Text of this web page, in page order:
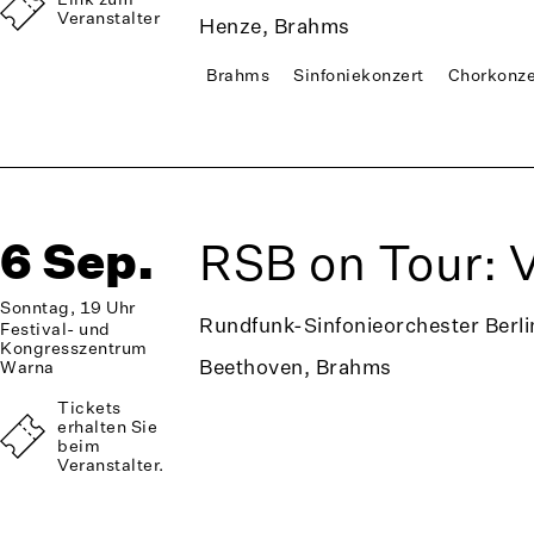
Veranstalter
Henze, Brahms
Brahms Sinfoniekonzert
6 Sep.
Sonntag, 19 Uhr
Festival- und
Kongresszentrum
Warna
Tickets
erhalten Sie
beim
Veranstalter.
RSB on Tour:
Rundfunk-Sinfonieorchester
Beethoven, Brahms